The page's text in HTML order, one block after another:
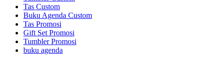
Tas Custom
Buku Agenda Custom
Tas Promosi
Gift Set Promosi
Tumbler Promosi
buku agenda